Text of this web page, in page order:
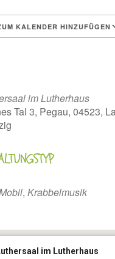
KALENDER HINZUFÜGEN
im Lutherhaus
Tal 3, Pegau, 04523,
, Krabbelmusik
im Lutherhaus